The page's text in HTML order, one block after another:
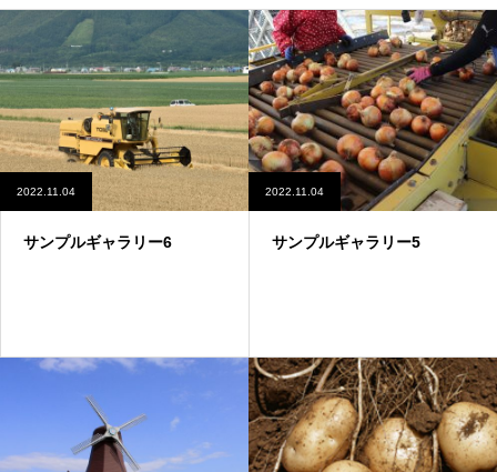
2022.11.04
サンプルギャラリー6
2022.11.04
サンプルギャラリー5